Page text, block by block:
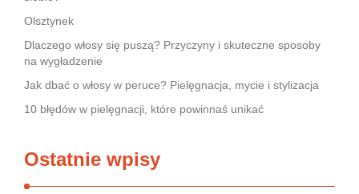
Olsztynek
Dlaczego włosy się puszą? Przyczyny i skuteczne sposoby
na wygładzenie
Jak dbać o włosy w peruce? Pielęgnacja, mycie i stylizacja
10 błędów w pielęgnacji, które powinnaś unikać
Ostatnie wpisy